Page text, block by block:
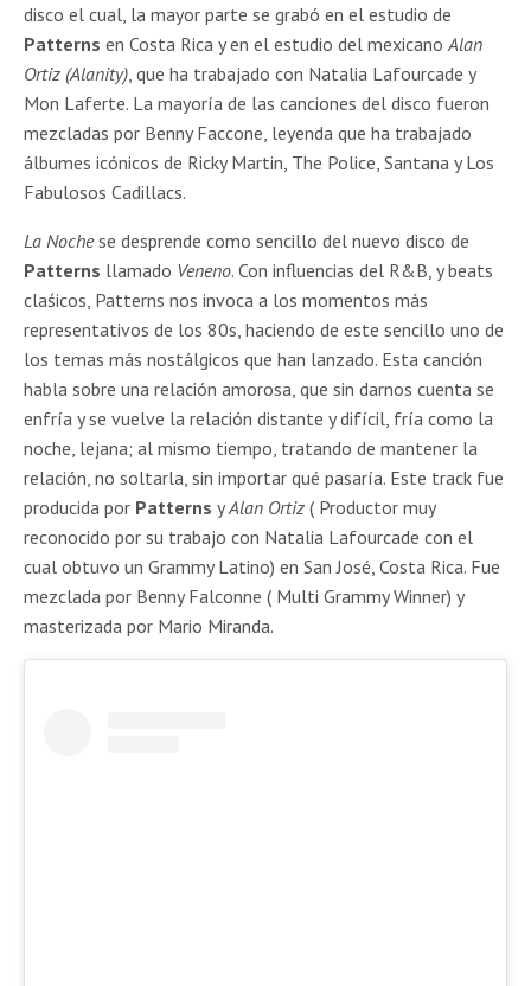
disco el cual, la mayor parte se grabó en el estudio de
Patterns en Costa Rica y en el estudio del mexicanoAlan
Ortiz (Alanity) , que ha trabajado con Natalia Lafourcade y
Mon Laferte. La mayoría de las canciones del disco fueron
mezcladas por Benny Faccone, leyenda que ha trabajado
álbumes icónicos de Ricky Martin, The Police, Santana y Los
Fabulosos Cadillacs.
La Nochese desprende como sencillo del nuevo disco de
Patterns llamado Veneno. Con influencias del R&B, y beats
claśicos, Patterns nos invoca a los momentos más
representativos de los 80s, haciendo de este sencillo uno de
los temas más nostálgicos que han lanzado. Esta canción
habla sobre una relación amorosa, que sin darnos cuenta se
enfría y se vuelve la relación distante y difícil, fría como la
noche, lejana; al mismo tiempo, tratando de mantener la
relación, no soltarla, sin importar qué pasaría. Este track fue
producida por Patterns yAlan Ortiz ( Productor muy
reconocido por su trabajo con Natalia Lafourcade con el
cual obtuvo un Grammy Latino) en San José, Costa Rica. Fue
mezclada por Benny Falconne ( Multi Grammy Winner) y
masterizada por Mario Miranda.